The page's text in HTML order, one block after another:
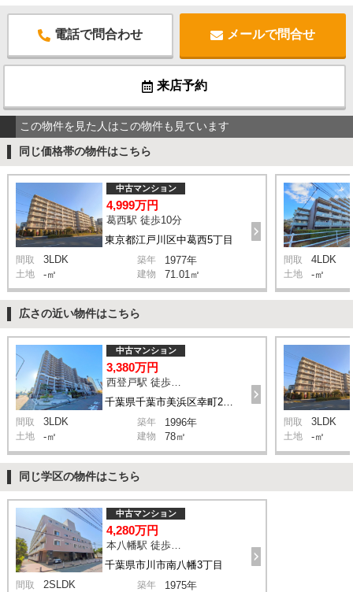
電話で問合わせ メールで問合せ
来店予約
この物件を見た人はこの物件も見ています
同じ価格帯の物件はこちら
東京都江戸川区中葛西5丁目
中古マンション
4,999万円
葛西駅 徒歩10分
間取 3LDK 築年 1977年
土地 -㎡ 建物 71.01㎡
間取 4LDK
土地 -㎡
広さの近い物件はこちら
千葉県千葉市美浜区幸町2丁目
中古マンション
3,380万円
西登戸駅 徒歩10分
間取 3LDK 築年 1996年
土地 -㎡ 建物 78㎡
間取 3LDK
土地 -㎡
同じ学区の物件はこちら
千葉県市川市南八幡3丁目
中古マンション
4,280万円
間取 2SLDK 築年 1975年